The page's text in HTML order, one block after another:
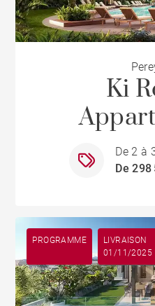
Ki
De 2 à
De 298
PROGRAMME
LIVRAISON
01/11/2025